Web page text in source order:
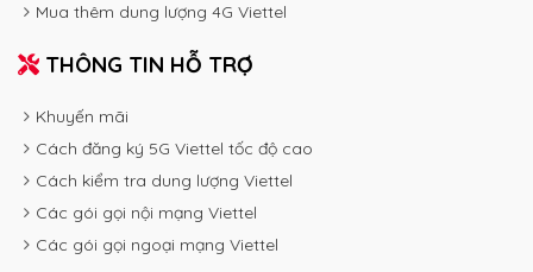
Mua thêm dung lượng 4G Viettel
THÔNG TIN HỖ TRỢ
Khuyến mãi
Cách đăng ký 5G Viettel tốc độ cao
Cách kiểm tra dung lượng Viettel
Các gói gọi nội mạng Viettel
Các gói gọi ngoại mạng Viettel